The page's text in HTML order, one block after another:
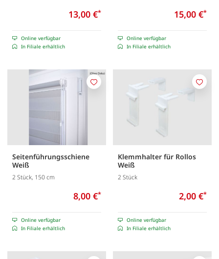
13,00 €*
Online verfügbar
In Filiale erhältlich
15,00 €*
Online verfügbar
In Filiale erhältlich
Seitenführungsschiene
Weiß
2 Stück, 150 cm
8,00 €*
Online verfügbar
In Filiale erhältlich
Merken
Klemmhalter für Rollos
Weiß
2 Stück
2,00 €*
Online verfügbar
In Filiale erhältlich